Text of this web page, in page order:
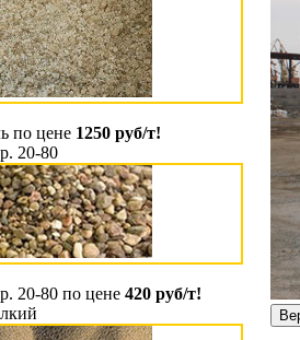
по цене 1250 руб/т!
20-80
20-80 по цене 420 руб/т!